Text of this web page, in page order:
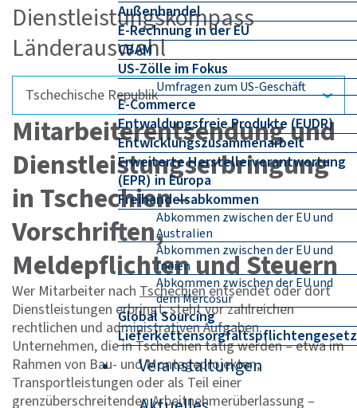
Außenhandel
E-Rechnung in der EU
CBAM
US-Zölle im Fokus
Umfragen zum US-Geschäft
E-Commerce
Entwaldungsfreie Produkte (EUDR)
Entwicklungszusammenarbeit
Erweiterte Herstellerverantwortung
(EPR) in Europa
Freihandelsabkommen
Abkommen zwischen der EU und
Australien
Abkommen zwischen der EU und
Indien
Abkommen zwischen der EU und
dem Mercosur
Global Sourcing
Lieferkettensorgfaltspflichtengesetz
Veranstaltungen
Dienstleistungskompass
Länderauswahl
Mitarbeiterentsendung und
Dienstleistungserbringung
in Tschechien –
Vorschriften,
Meldepflichten und Steuern
Wer Mitarbeiter nach Tschechienentsendet oder dort
Dienstleistungen erbringt, steht vor zahlreichen
rechtlichen und administrativen Aufgaben.
Unternehmen, die in Tschechien tätig werden – etwa im
Rahmen von Bau- und Montageprojekten,
Transportleistungen oder als Teil einer
grenzüberschreitenden Arbeitnehmerüberlassung –